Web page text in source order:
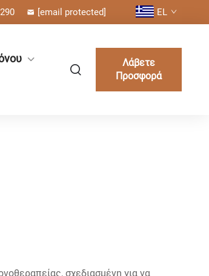
[email protected] EL
Λάβετε
Προσφορά
σχεδιασμένη για να